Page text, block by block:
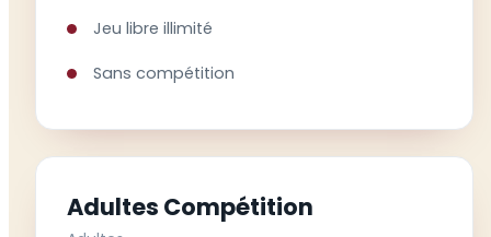
Jeu libre illimité
Sans compétition
Adultes Compétition